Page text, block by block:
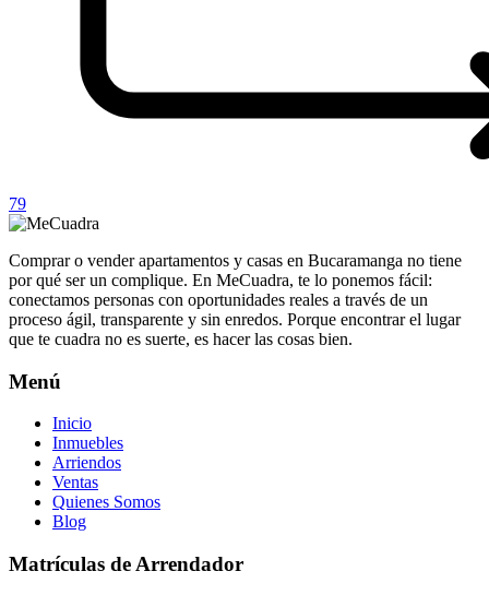
79
Comprar o vender apartamentos y casas en Bucaramanga no tiene
por qué ser un complique. En MeCuadra, te lo ponemos fácil:
conectamos personas con oportunidades reales a través de un
proceso ágil, transparente y sin enredos. Porque encontrar el lugar
que te cuadra no es suerte, es hacer las cosas bien.
Menú
Inicio
Inmuebles
Arriendos
Ventas
Quienes Somos
Blog
Matrículas de Arrendador